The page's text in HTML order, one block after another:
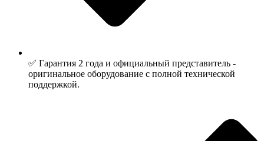
✅ Гарантия 2 года и официальный представитель -
оригинальное оборудование с полной технической
поддержкой.